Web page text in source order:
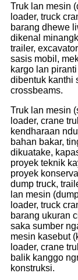
Truk lan mesin
loader, truck
barang dhewe
dikenal
trailer,
sasis mobil,
kargo lan
dibentuk kanthi
crossbeams.
Truk lan mesin
loader, crane
kendharaan
bahan bakar,
dikuatake,
proyek teknik
proyek
dump truck,
lan mesin
loader, truck
barang ukuran
saka sumber
mesin kasebut
loader, crane
balik kanggo
konstruksi.